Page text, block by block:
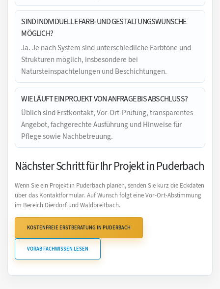
SIND INDIVIDUELLE FARB- UND GESTALTUNGSWÜNSCHE
MÖGLICH?
Ja. Je nach System sind unterschiedliche Farbtöne und
Strukturen möglich, insbesondere bei
Natursteinspachtelungen und Beschichtungen.
WIE LÄUFT EIN PROJEKT VON ANFRAGE BIS ABSCHLUSS?
Üblich sind Erstkontakt, Vor-Ort-Prüfung, transparentes
Angebot, fachgerechte Ausführung und Hinweise für
Pflege sowie Nachbetreuung.
Nächster Schritt für Ihr Projekt in Puderbach
Wenn Sie ein Projekt in Puderbach planen, senden Sie kurz die Eckdaten
über das Kontaktformular. Auf Wunsch folgt eine Vor-Ort-Abstimmung
im Bereich Dierdorf und Waldbreitbach.
KOSTENFREIE ERSTBERATUNG IN PUDERBACH
VORAB FACHWISSEN LESEN